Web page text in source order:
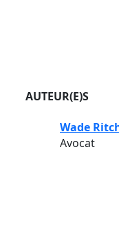
AUTEUR(E)S
Wade
Avocat